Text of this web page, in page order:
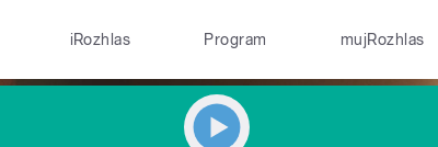
iRozhlas Program mujRozhlas